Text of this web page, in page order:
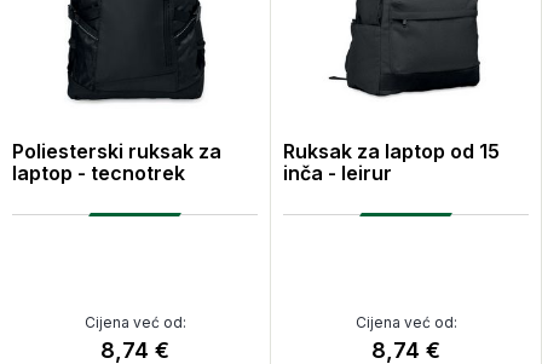
Poliesterski ruksak za
laptop - tecnotrek
Cijena već od:
8,74 €
Ruksak za laptop od 15
inča - leirur
Cijena već od:
8,74 €